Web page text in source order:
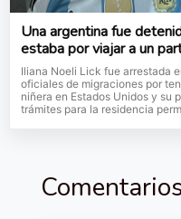
Una argentina fue
estaba por viajar a un
Iliana Noeli Lick fue arrestada
oficiales de migraciones por
niñera en Estados Unidos y su
trámites para la residencia